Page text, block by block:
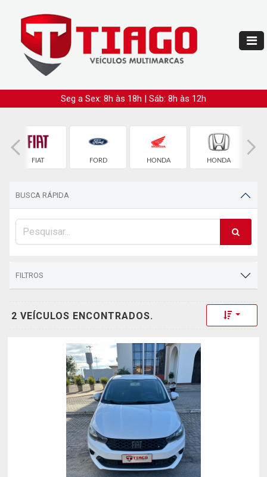
Seg a Sex: 8h às 18h | Sáb: 8h às 12h
FIAT FORD HONDA HONDA
BUSCA RÁPIDA
FILTROS
2 VEÍCULOS ENCONTRADOS. Toggle